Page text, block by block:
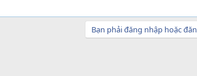
Bạn phải đăng nhập hoặc